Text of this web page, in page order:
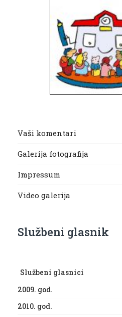
Vaši komentari
Galerija fotografija
Impressum
Video galerija
Službeni glasnik
Službeni glasnici
2009. god.
2010. god.